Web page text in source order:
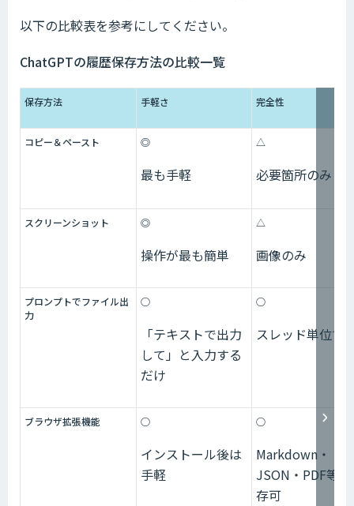
以下の比較表を参考にしてください。
ChatGPTの履歴保存方法の比較一覧
保存方法 手軽さ 完全性
コピー＆ペースト ◎
最も手軽
△
必要箇所のみ
スクリーンショット ◎
操作が最も簡単
△
画像のみ
プロンプトでファイル出
力
○
「テキストで出力
して」と入力する
だけ
○
スレッド単位で
ブラウザ拡張機能 ○
インストール後は
手軽
○
Markdown・
JSON・PDF等
存可